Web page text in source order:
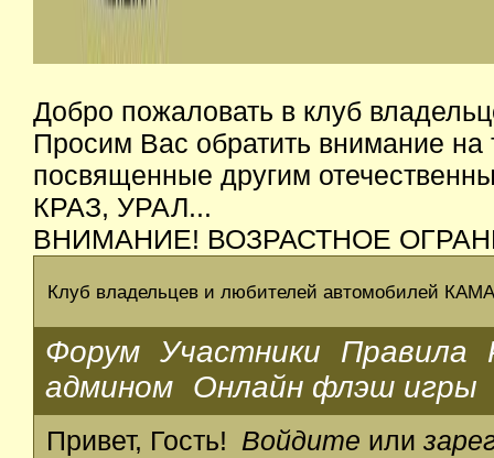
Добро пожаловать в клуб
Просим Вас обратить внимание
посвященные другим
КРАЗ, УРАЛ...
ВНИМАНИЕ! ВОЗРАСТНОЕ
Клуб владельцев и любителей автомобилей
Форум Участники Правила
админом
Онлайн флэш игры
Привет, Гость! Войдите или